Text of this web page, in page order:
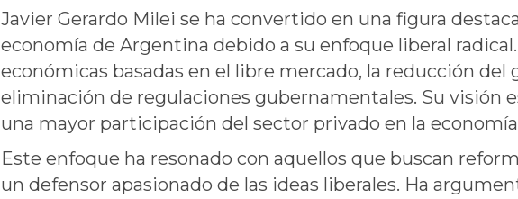
Javier Gerardo Milei se ha convertido en una figura
economía de Argentina debido a su enfoque liberal
económicas basadas en el libre mercado, la reducción del
eliminación de regulaciones gubernamentales. Su visión
una mayor participación del sector privado en la
Este enfoque ha resonado con aquellos que buscan
un defensor apasionado de las ideas liberales. Ha